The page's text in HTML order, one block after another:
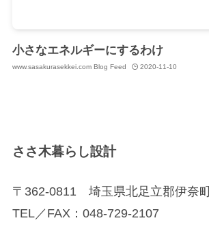
小さなエネルギーにするわけ
www.sasakurasekkei.com Blog Feed 2020-11-10
ささ木暮らし設計
〒362-0811 埼玉県北足立郡伊奈
TEL／FAX：048-729-2107